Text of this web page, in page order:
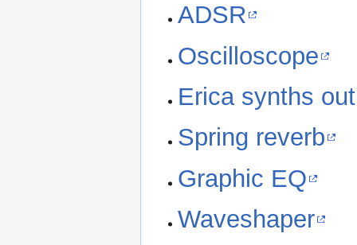
ADSR
Oscilloscope
Erica synths
Spring reverb
Graphic EQ
Waveshaper